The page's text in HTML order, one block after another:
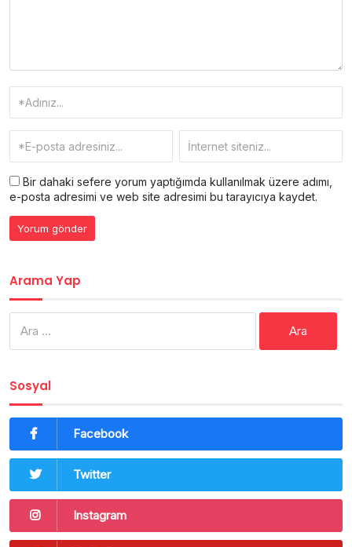
Bir dahaki sefere yorum yaptığımda kullanılmak üzere adımı,
e-posta adresimi ve web site adresimi bu tarayıcıya kaydet.
Arama Yap
Sosyal
Facebook
Twitter
Instagram